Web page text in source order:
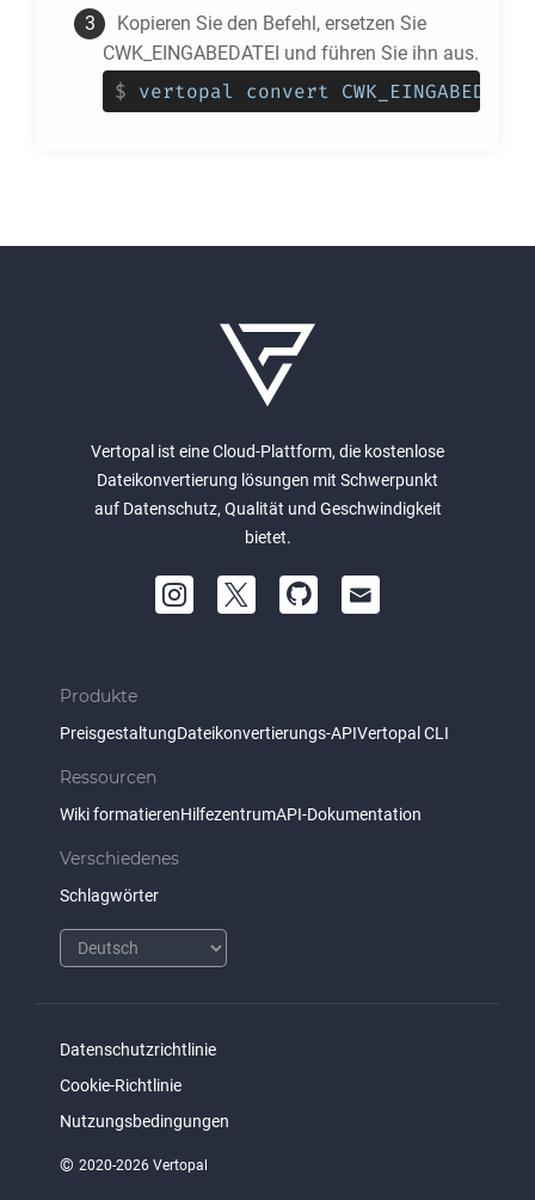
Kopieren Sie den Befehl, ersetzen Sie
CWK_EINGABEDATEI und führen Sie ihn aus.
$ vertopal convert
Vertopal ist eine Cloud-Plattform, die kostenlose
Dateikonvertierung lösungen mit Schwerpunkt
auf Datenschutz, Qualität und Geschwindigkeit
bietet.
Produkte
PreisgestaltungDateikonvertierungs-APIVertopal CLI
Ressourcen
Wiki formatierenHilfezentrumAPI-Dokumentation
Verschiedenes
Schlagwörter
Datenschutzrichtlinie
Cookie-Richtlinie
Nutzungsbedingungen
© 2020-2026 Vertopal